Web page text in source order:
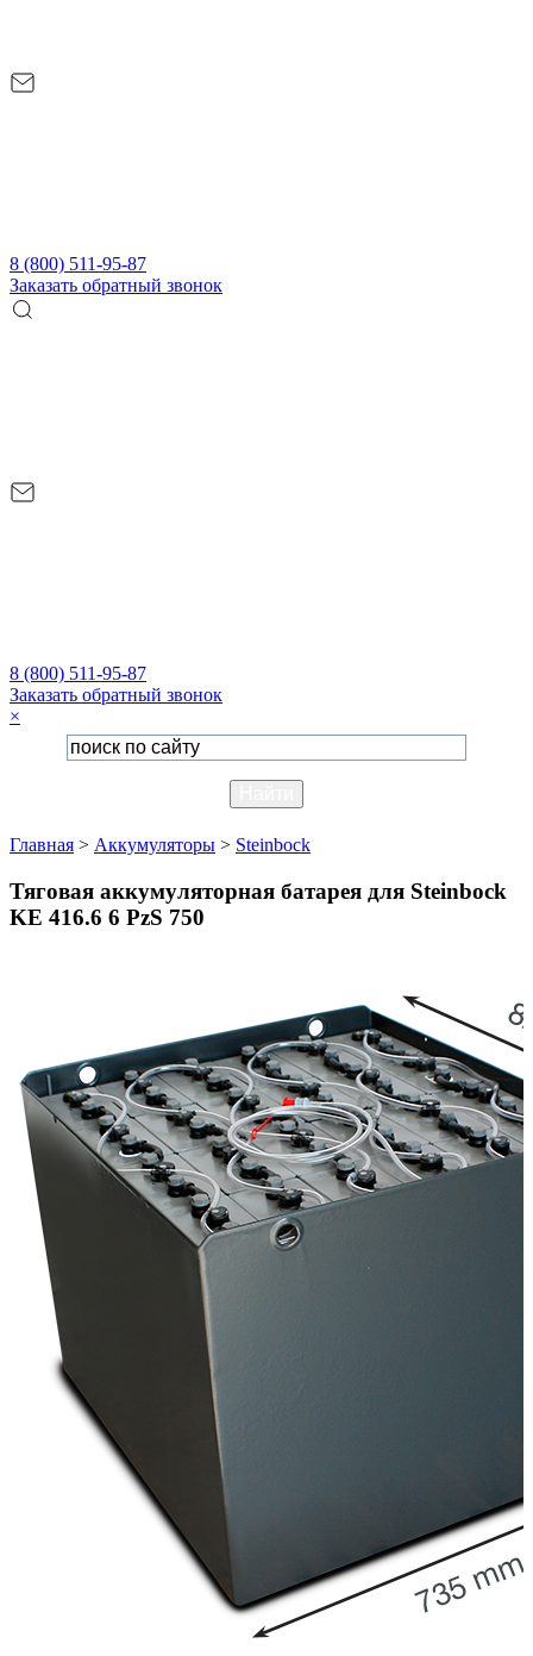
8 (800) 511-95-87
Заказать обратный звонок
8 (800) 511-95-87
Заказать обратный звонок
×
Главная > Аккумуляторы > Steinbock
Тяговая аккумуляторная батарея для Steinbock
KE 416.6 6 PzS 750